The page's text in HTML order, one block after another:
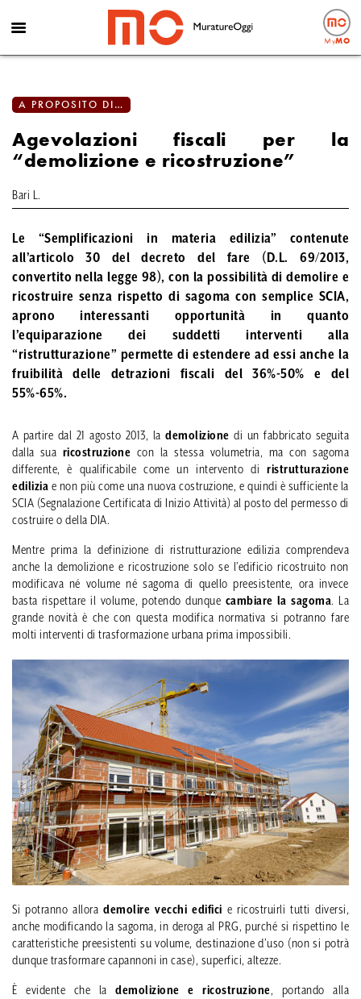
MyMO
A PROPOSITO DI…
Agevolazioni fiscali per la
“demolizione e ricostruzione”
Bari L.
Le “Semplificazioni in materia edilizia” contenute
all’articolo 30 del decreto del fare (D.L. 69/2013,
convertito nella legge 98), con la possibilità didemolire e
ricostruire senza rispetto di sagoma con semplice SCIA,
aprono interessanti opportunità in quanto
l’equiparazione dei suddetti interventi alla
“ristrutturazione” permette di estendere ad essi anche la
fruibilità delle detrazioni fiscali del 36%-50% e del
55%-65%.
A partire dal 21 agosto 2013, lademolizione di un fabbricato seguita
dalla sua ricostruzione con la stessa volumetria, ma con sagoma
differente, è qualificabile come un intervento di ristrutturazione
edilizia e non più come una nuova costruzione, e quindi è sufficiente la
SCIA (Segnalazione Certificata di Inizio Attività) al posto del permesso di
costruire o della DIA.
Mentre prima la definizione di ristrutturazione edilizia comprendeva
anche la demolizione e ricostruzione solo se l’edificio ricostruito non
modificava né volume né sagoma di quello preesistente, ora invece
basta rispettare il volume, potendo dunque cambiare la sagoma. La
grande novità è che con questa modifica normativa si potranno fare
molti interventi di trasformazione urbana prima impossibili.
Si potranno allorademolire vecchi edifici e ricostruirli tutti diversi,
anche modificando la sagoma, in deroga al PRG, purché si rispettino le
caratteristiche preesistenti su volume, destinazione d’uso (non si potrà
dunque trasformare capannoni in case), superfici, altezze.
È evidente che la demolizione e ricostruzione, portando alla